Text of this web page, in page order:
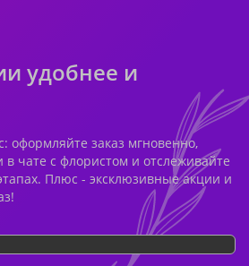
удобнее и
оформляйте заказ мгновенно,
в чате с флористом и отслеживайте
Плюс - эксклюзивные акции и